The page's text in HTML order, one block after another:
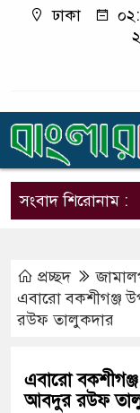
ঢাকা
সংবাদ শিরোনাম :
জ্বালানি
প্রচ্ছদ
এবারো বকশীগঞ্জ
রউফ তালুকদার
এবারো বকশীগঞ্জ
আবদুর রউফ